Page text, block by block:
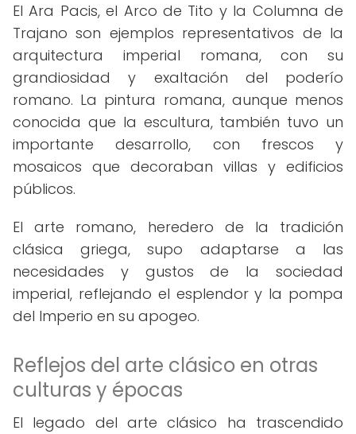
El Ara Pacis, el Arco de Tito y la Columna de
Trajano son ejemplos representativos de la
arquitectura imperial romana, con su
grandiosidad y exaltación del poderío
romano. La pintura romana, aunque menos
conocida que la escultura, también tuvo un
importante desarrollo, con frescos y
mosaicos que decoraban villas y edificios
públicos.
El arte romano, heredero de la tradición
clásica griega, supo adaptarse a las
necesidades y gustos de la sociedad
imperial, reflejando el esplendor y la pompa
del Imperio en su apogeo.
Reflejos del arte clásico en otras
culturas y épocas
El legado del arte clásico ha trascendido